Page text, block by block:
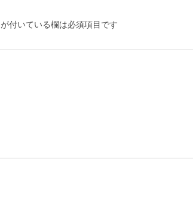
が付いている欄は必須項目です